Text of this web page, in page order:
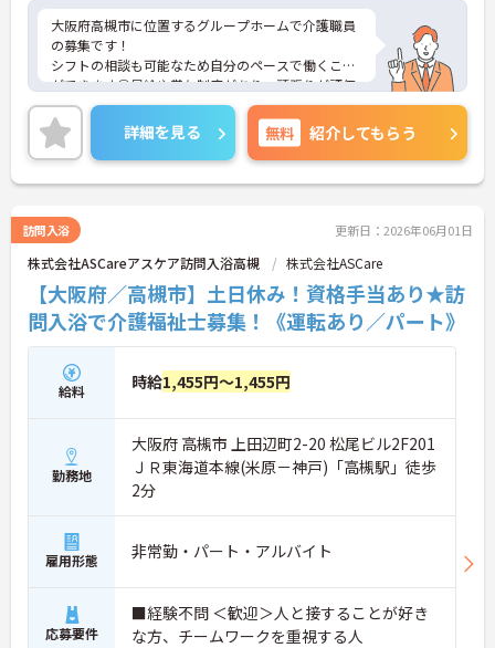
大阪府高槻市に位置するグループホームで介護職員
の募集です！
シフトの相談も可能なため自分のペースで働くこと
ができます◎昇給や賞与制度があり、頑張りが評価
されてしっかりと還元されます。さらに各種手当も
あるのは嬉しいポイントです◎資格取得支援制度も
あるため働きながら取得可能◎丁寧な研修とフォロ
ー体制で、ご自身のスキルアップもできます！
こちらの求人にご興味がございましたら面接のポイ
ます。
詳細を見る 無料 紹介してもらう
訪問入浴 更新日：2026年06月01日
株式会社ASCareアスケア訪問入浴高槻 株式会社ASCare
【大阪府／高槻市】土日休み！資格手当あり★訪
問入浴で介護福祉士募集！《運転あり／パート》
給料 時給1,455円～1,455円
勤務地
大阪府 高槻市 上田辺町2-20 松尾ビル2F201
ＪＲ東海道本線(米原－神戸)「高槻駅」徒歩
2分
雇用形態 非常勤・パート・アルバイト
応募要件
■経験不問 ＜歓迎＞人と接することが好き
な方、チームワークを重視する人